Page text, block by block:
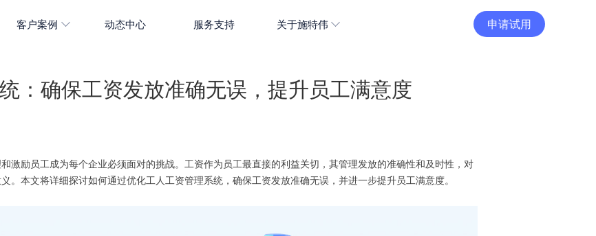
客户案例 动态中心 服务支持 关于施特伟 申请试用
：确保工资发放准确无误，提升员工满意度
激励员工成为每个企业必须面对的挑战。工资作为员工最直接的利益关切，其管理发放的准确性和及时性，对
。本文将详细探讨如何通过优化工人工资管理系统，确保工资发放准确无误，并进一步提升员工满意度。